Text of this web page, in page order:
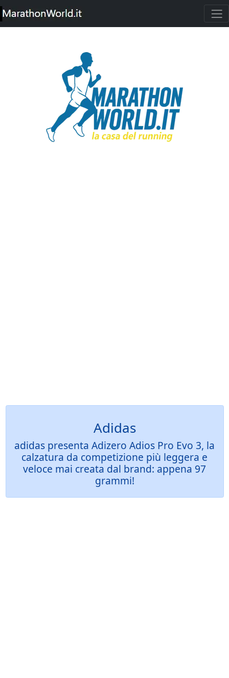
Adidas
adidas presenta Adizero Adios Pro Evo 3, la
calzatura da competizione più leggera e
veloce mai creata dal brand: appena 97
grammi!